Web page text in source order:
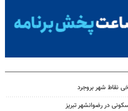
نقاط شهر بروجرد
در رضوانشهر تبریز